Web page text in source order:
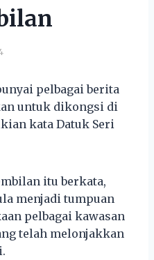
pelbagai berita
untuk dikongsi di
kata Datuk Seri
itu berkata,
menjadi tumpuan
pelbagai kawasan
telah melonjakkan